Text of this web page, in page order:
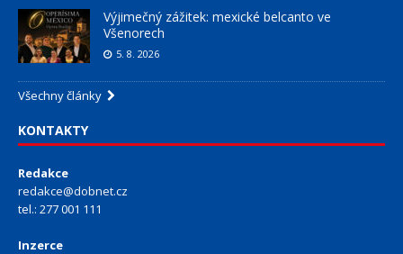
Výjimečný zážitek: mexické belcanto ve
Všenorech
5. 8. 2026
Všechny články
KONTAKTY
Redakce
redakce@dobnet.cz
tel.: 277 001 111
Inzerce